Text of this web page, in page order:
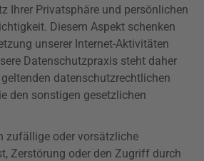
Ihrer Privatsphäre und persönlichen
Diesem Aspekt schenken
unserer Internet-Aktivitäten
Datenschutzpraxis steht daher
datenschutzrechtlichen
den sonstigen gesetzlichen
zufällige oder vorsätzliche
Zerstörung oder den Zugriff durch